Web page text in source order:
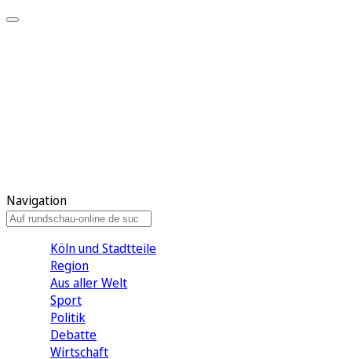
Navigation
Köln und Stadtteile
Region
Aus aller Welt
Sport
Politik
Debatte
Wirtschaft